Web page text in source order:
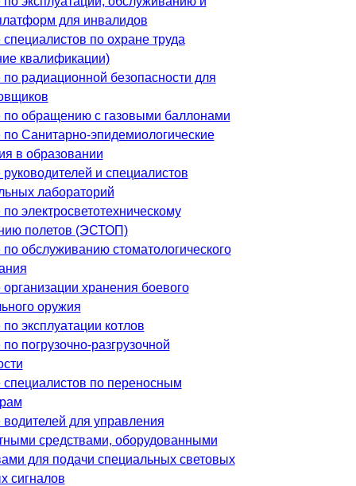
для инвалидов
по охране труда
квалификации)
радиационной безопасности для
по обращению с газовыми баллонами
Санитарно-эпидемиологические
в образовании
и специалистов
лабораторий
электросветотехническому
полетов (ЭСТОП)
обслуживанию стоматологического
хранения боевого
оружия
эксплуатации котлов
погрузочно-разгрузочной
по переносным
для управления
средствами, оборудованными
для подачи специальных световых
сигналов